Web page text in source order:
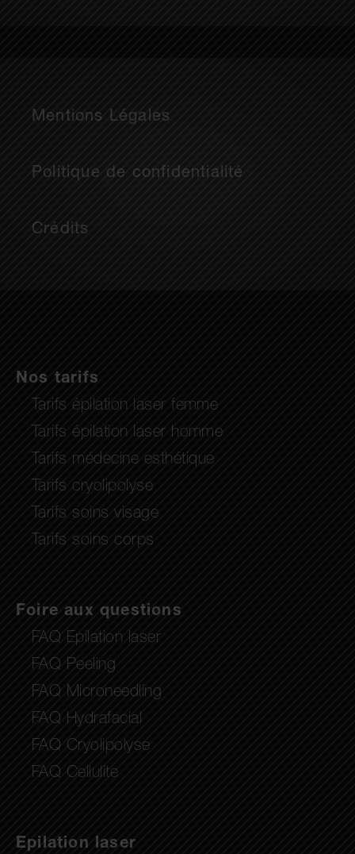
Mentions Légales
Politique de confidentialité
Crédits
Nos tarifs
Tarifs épilation laser femme
Tarifs épilation laser homme
Tarifs médecine esthétique
Tarifs cryolipolyse
Tarifs soins visage
Tarifs soins corps
Foire aux questions
FAQ Epilation laser
FAQ Peeling
FAQ Microneedling
FAQ Hydrafacial
FAQ Cryolipolyse
FAQ Cellulite
Epilation laser